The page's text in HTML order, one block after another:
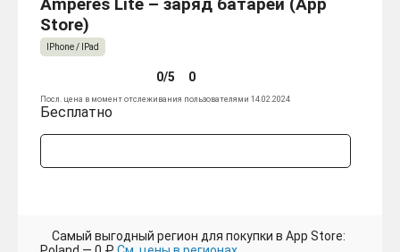
Store)
IPhone / IPad
0/5 0
Посл. цена в момент отслеживания пользователями 14.02.2024
Бесплатно
Самый выгодный регион для покупки в App Store: